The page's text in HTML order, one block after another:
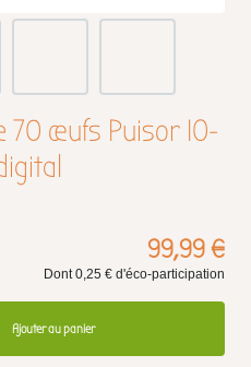
70 œufs Puisor IO-
99,99 €
Dont 0,25 € d'éco-participation
Ajouter au panier